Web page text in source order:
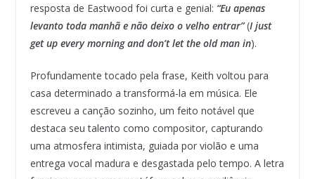
resposta de Eastwood foi curta e genial: “Eu apenas
levanto toda manhã e não deixo o velho entrar”(I just
get up every morning and don’t let the old man in).
Profundamente tocado pela frase, Keith voltou para
casa determinado a transformá-la em música. Ele
escreveu a canção sozinho, um feito notável que
destaca seu talento como compositor, capturando
uma atmosfera intimista, guiada por violão e uma
entrega vocal madura e desgastada pelo tempo. A letra